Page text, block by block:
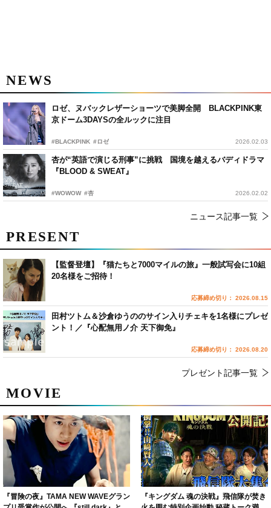
NEWS
ロゼ、ヌバックレザーショーツで美脚全開 BLACKPINK東
京ドーム3DAYSの全ルックに注目
#BLACKPINK #ロゼ 2026.02.03
杏が“英語で演じる刑事”に挑戦 国境を越えるバディドラマ
『BLOOD & SWEAT』
#WOWOW #杏 2026.02.02
ニュース記事一覧
MOVIE
『冒険の夜』TAMA NEW WAVEグラン
『キングダム 魂の決戦』飛信隊が焚き
PRESENT
【監督登壇】『猫たちと7000マイルの旅』一般試写会に10組
20名様をご招待！
応募締め切り： 2026.08.15
田村ツトム＆沙倉ゆうののサイン入りチェキを1名様にプレゼ
ント！／『心配無用ノ介 天下御免』
応募締め切り： 2026.08.20
プレゼント記事一覧